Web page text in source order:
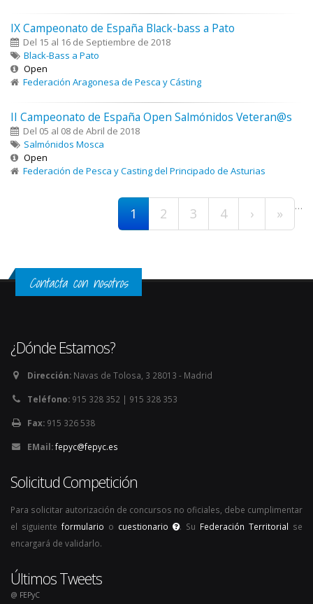
IX Campeonato de España Black-bass a Pato
Del 15 al 16 de Septiembre de 2018
Black-Bass a Pato
Open
Federación Aragonesa de Pesca y Cásting
II Campeonato de España Open Salmónidos Veteran@s
Del 05 al 08 de Abril de 2018
Salmónidos Mosca
Open
Federación de Pesca y Casting del Principado de Asturias
1 2 3 4 …
› »
Contacta con nosotros
¿Dónde Estamos?
Dirección: Navas de Tolosa, 3 28013 - Madrid
Teléfono: 915 328 352 | 915 328 353
Fax: 915 326 538
EMail:fepyc@fepyc.es
Solicitud Competición
Para solicitar autorización de concursos no oficiales, debe cumplimentar
el siguiente formulario o cuestionario . Su Federación Territorial se
encargará de validarlo.
Últimos Tweets
@ FEPyC